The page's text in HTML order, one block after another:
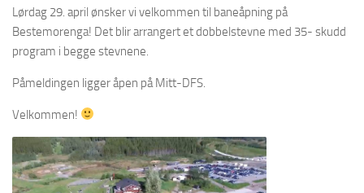
Lørdag 29. april ønsker vi velkommen til baneåpning på
Bestemorenga! Det blir arrangert et dobbelstevne med 35- skudd
program i begge stevnene.
Påmeldingen ligger åpen på Mitt-DFS.
Velkommen!